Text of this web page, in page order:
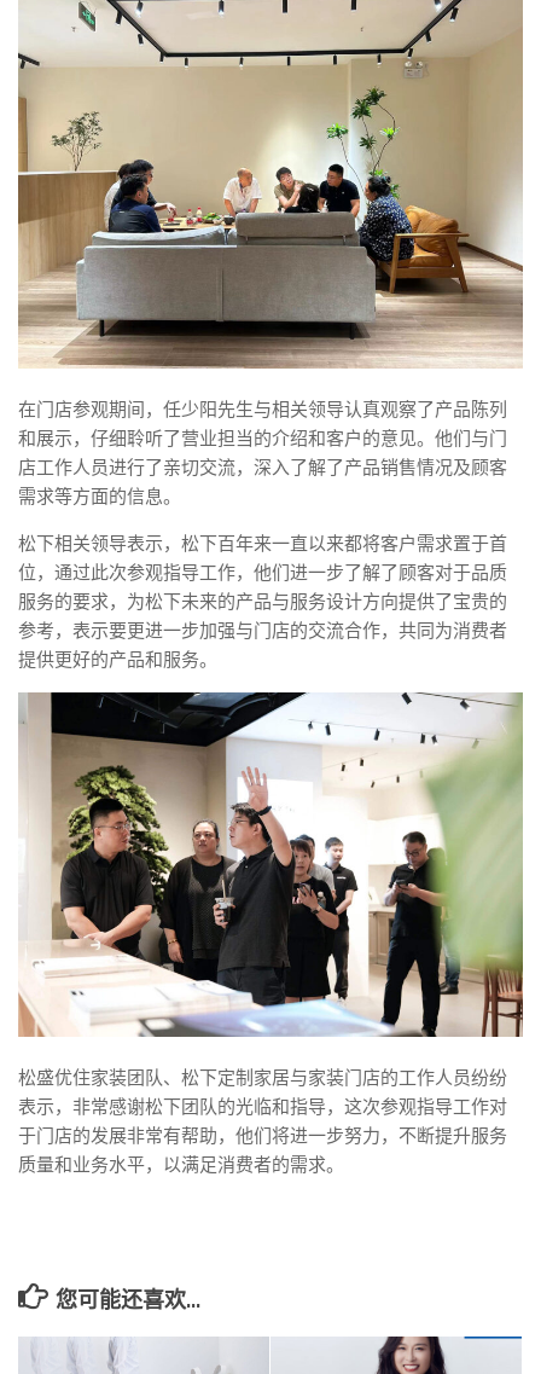
在门店参观期间，任少阳先生与相关领导认真观察了产品陈列
和展示，仔细聆听了营业担当的介绍和客户的意见。他们与门
店工作人员进行了亲切交流，深入了解了产品销售情况及顾客
需求等方面的信息。
松下相关领导表示，松下百年来一直以来都将客户需求置于首
位，通过此次参观指导工作，他们进一步了解了顾客对于品质
服务的要求，为松下未来的产品与服务设计方向提供了宝贵的
参考，表示要更进一步加强与门店的交流合作，共同为消费者
提供更好的产品和服务。
松盛优住家装团队、松下定制家居与家装门店的工作人员纷纷
表示，非常感谢松下团队的光临和指导，这次参观指导工作对
于门店的发展非常有帮助，他们将进一步努力，不断提升服务
质量和业务水平，以满足消费者的需求。
您可能还喜欢...